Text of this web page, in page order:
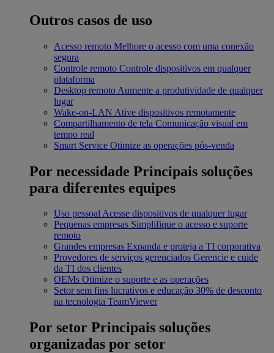
Outros casos de uso
Acesso remoto Melhore o acesso com uma conexão
segura
Controle remoto Controle dispositivos em qualquer
plataforma
Desktop remoto Aumente a produtividade de qualquer
lugar
Wake-on-LAN Ative dispositivos remotamente
Compartilhamento de tela Comunicação visual em
tempo real
Smart Service Otimize as operações pós-venda
Por necessidade Principais soluções
para diferentes equipes
Uso pessoalAcesse dispositivos de qualquer lugar
Pequenas empresas Simplifique o acesso e suporte
remoto
Grandes empresas Expanda e proteja a TI corporativa
Provedores de serviços gerenciados Gerencie e cuide
da TI dos clientes
OEMs Otimize o suporte e as operações
Setor sem fins lucrativos e educação 30% de desconto
na tecnologia TeamViewer
Por setor Principais soluções
organizadas por setor